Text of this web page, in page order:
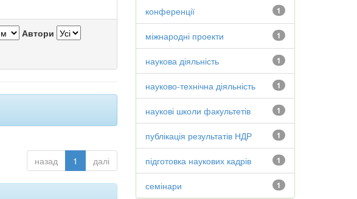
Автори
назад 1 далі
1
конференції
1
міжнародні проекти
1
наукова діяльність
1
науково-технічна діяльність
1
наукові школи факультетів
1
публікація результатів НДР
1
підготовка наукових кадрів
1
семінари